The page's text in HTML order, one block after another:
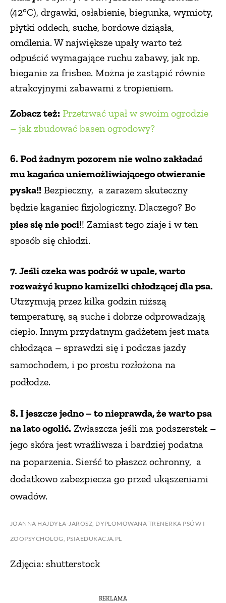
(42°C), drgawki, osłabienie, biegunka, wymioty,
płytki oddech, suche, bordowe dziąsła,
omdlenia. W największe upały warto też
odpuścić wymagające ruchu zabawy, jak np.
bieganie za frisbee. Można je zastąpić równie
atrakcyjnymi zabawami z tropieniem.
Zobacz też: Przetrwać upał w swoim ogrodzie
– jak zbudować basen ogrodowy?
6. Pod żadnym pozorem nie wolno zakładać
mu kagańca uniemożliwiającego otwieranie
pyska!! Bezpieczny, a zarazem skuteczny
będzie kaganiec fizjologiczny. Dlaczego? Bo
pies się nie poci!! Zamiast tego ziaje i w ten
sposób się chłodzi.
7. Jeśli czeka was podróż w upale, warto
rozważyć kupno kamizelki chłodzącej dla psa.
Utrzymują przez kilka godzin niższą
temperaturę, są suche i dobrze odprowadzają
ciepło. Innym przydatnym gadżetem jest mata
chłodząca – sprawdzi się i podczas jazdy
samochodem, i po prostu rozłożona na
podłodze.
8. I jeszcze jedno – to nieprawda, że warto psa
na lato ogolić. Zwłaszcza jeśli ma podszerstek –
jego skóra jest wrażliwsza i bardziej podatna
na poparzenia. Sierść to płaszcz ochronny, a
dodatkowo zabezpiecza go przed ukąszeniami
owadów.
JOANNA HAJDYŁA-JAROSZ, DYPLOMOWANA TRENERKA PSÓW I
ZOOPSYCHOLOG, PSIAEDUKACJA.PL
Zdjęcia: shutterstock
REKLAMA